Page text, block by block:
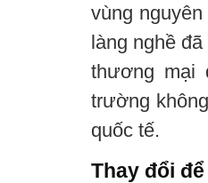
vùng
làng nghề
thương mại
trường
quốc tế.
Thay đổi